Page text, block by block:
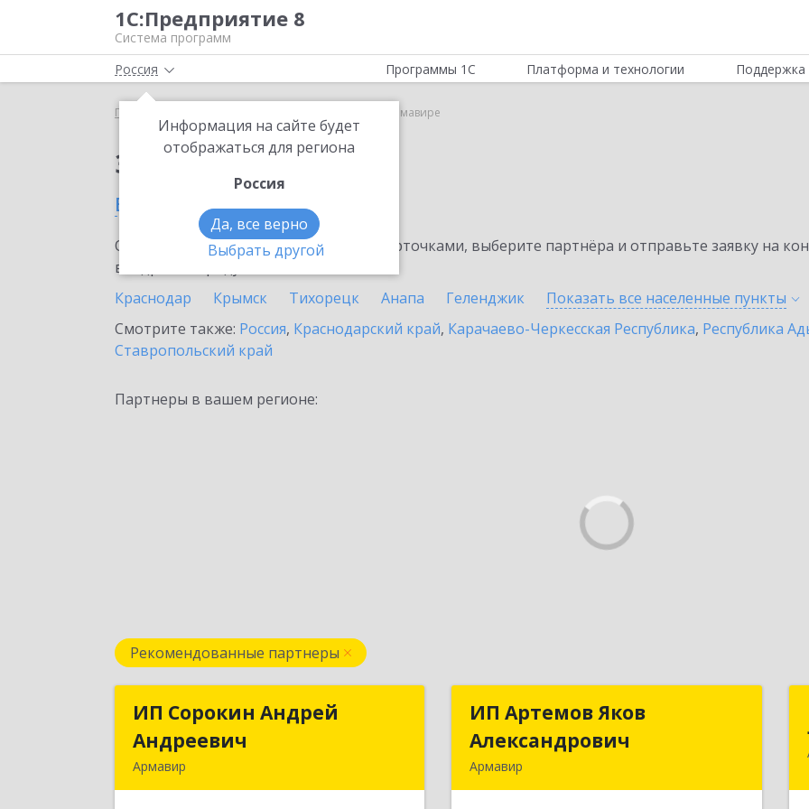
1С:Предприятие 8
Система программ
Россия
Информация на сайте будет
отображаться для региона
Россия
Да, все верно
Выбрать другой
Программы 1С Платформа и технологии Поддержка
Главная 1С-ОФД в Армавире
Заказать 1С-ОФД
в Армавире
Ознакомьтесь с информационными карточками, выберите партнёра и отправьте заявку на
внедрение продукта.
Краснодар
Крымск Тихорецк Анапа Геленджик Показать все населенные пункты
Смотрите также: Россия, Краснодарский край, Карачаево-Черкесская Республика, Республика
Ставропольский край
Партнеры в вашем регионе:
Рекомендованные партнеры
ИП Сорокин Андрей
Андреевич
Армавир
ИП Сорокин Андрей
ИП Артемов Яков
Александрович
Армавир
ИП Артемов Яков
Александрович